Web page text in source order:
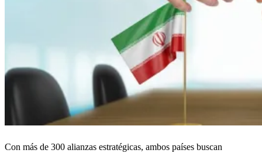
Con más de 300 alianzas estratégicas, ambos países buscan